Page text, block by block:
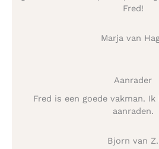
Fred!
Marja van
Aanrader
Fred is een goede vakman.
aanraden.
Bjorn van Z.